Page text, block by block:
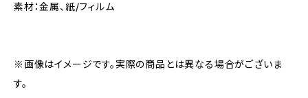
素材：金属、紙/フィルム
※画像はイメージです。実際の商品とは異なる場合がございま
す。